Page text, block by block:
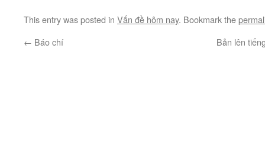
This entry was posted in Vấn đề hôm nay. Bookmark the
← Báo chí Bản lên